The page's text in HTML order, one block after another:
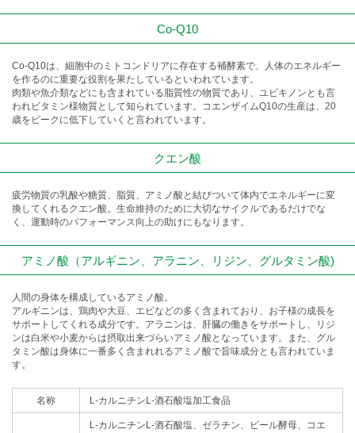
Co-Q10
Co-Q10は、細胞中のミトコンドリアに存在する補酵素で、人体のエネルギー
を作るのに重要な役割を果たしているといわれています。
肉類や魚介類などにも含まれている脂質性の物質であり、ユビキノンとも言
われビタミン様物質として知られています。コエンザイムQ10の生産は、20
歳をピークに低下していくと言われています。
クエン酸
疲労物質の乳酸や糖質、脂質、アミノ酸と結びついて体内でエネルギーに変
換してくれるクエン酸。生命維持のために大切なサイクルであるだけでな
く、運動時のパフォーマンス向上の助けにもなります。
アミノ酸（アルギニン、アラニン、リジン、グルタミン酸)
人間の身体を構成しているアミノ酸。
アルギニンは、鶏肉や大豆、エビなどの多く含まれており、お子様の成長を
サポートしてくれる成分です。アラニンは、肝臓の働きをサポートし、リジ
ンは白米や小麦からは摂取出来づらいアミノ酸となっています。また、グル
タミン酸は身体に一番多く含まれれるアミノ酸で旨味成分とも言われていま
す。
名称 L-カルニチンL-酒石酸塩加工食品
L-カルニチンL-酒石酸塩、ゼラチン、ビール酵母、コエ